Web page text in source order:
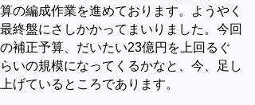
算の編成作業を進めております。ようやく
最終盤にさしかかってまいりました。今回
の補正予算、だいたい23億円を上回るぐ
らいの規模になってくるかなと、今、足し
上げているところであります。